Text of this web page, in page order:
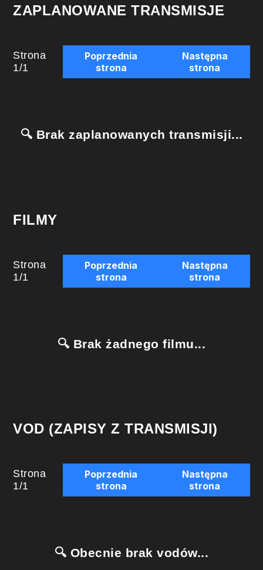
ZAPLANOWANE TRANSMISJE
Strona
1/1
Poprzednia
strona
Następna
strona
🔍 Brak zaplanowanych transmisji...
FILMY
Strona
1/1
Poprzednia
strona
Następna
strona
🔍 Brak żadnego filmu...
VOD (ZAPISY Z TRANSMISJI)
Strona
1/1
Poprzednia
strona
Następna
strona
🔍 Obecnie brak vodów...